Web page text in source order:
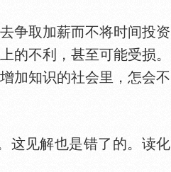
争取加薪而不将时间投资
的不利，甚至可能受损。
加知识的社会里，怎会不
见解也是错了的。读化